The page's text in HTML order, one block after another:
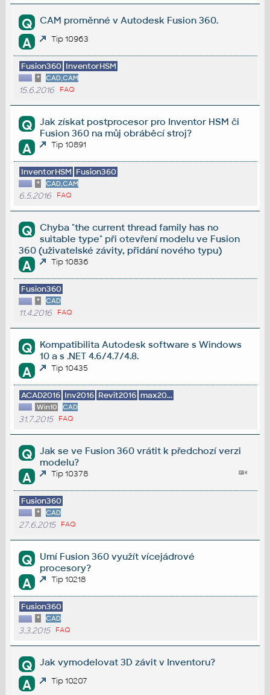
Q CAM proměnné v Autodesk Fusion 360.
A Tip 10963
Fusion360 InventorHSM
* CAD,CAM
15.6.2016 FAQ
Q
Jak získat postprocesor pro Inventor HSM či
Fusion 360 na můj obráběcí stroj?
A Tip 10891
InventorHSM Fusion360
* CAD,CAM
6.5.2016 FAQ
Q
Chyba "the current thread family has no
suitable type" při otevření modelu ve Fusion
360 (uživatelské závity, přidání nového typu)
A Tip 10836
Fusion360
* CAD
11.4.2016 FAQ
Q
Kompatibilita Autodesk software s Windows
10 a s .NET 4.6/4.7/4.8.
A Tip 10435
ACAD2016 Inv2016 Revit2016 max20...
Win10 CAD
31.7.2015 FAQ
Q
Jak se ve Fusion 360 vrátit k předchozí verzi
modelu?
A Tip 10378
Fusion360
* CAD
27.6.2015 FAQ
Q
Umí Fusion 360 využít vícejádrové
procesory?
A Tip 10218
Fusion360
* CAD
3.3.2015 FAQ
Q Jak vymodelovat 3D závit v Inventoru?
A Tip 10207